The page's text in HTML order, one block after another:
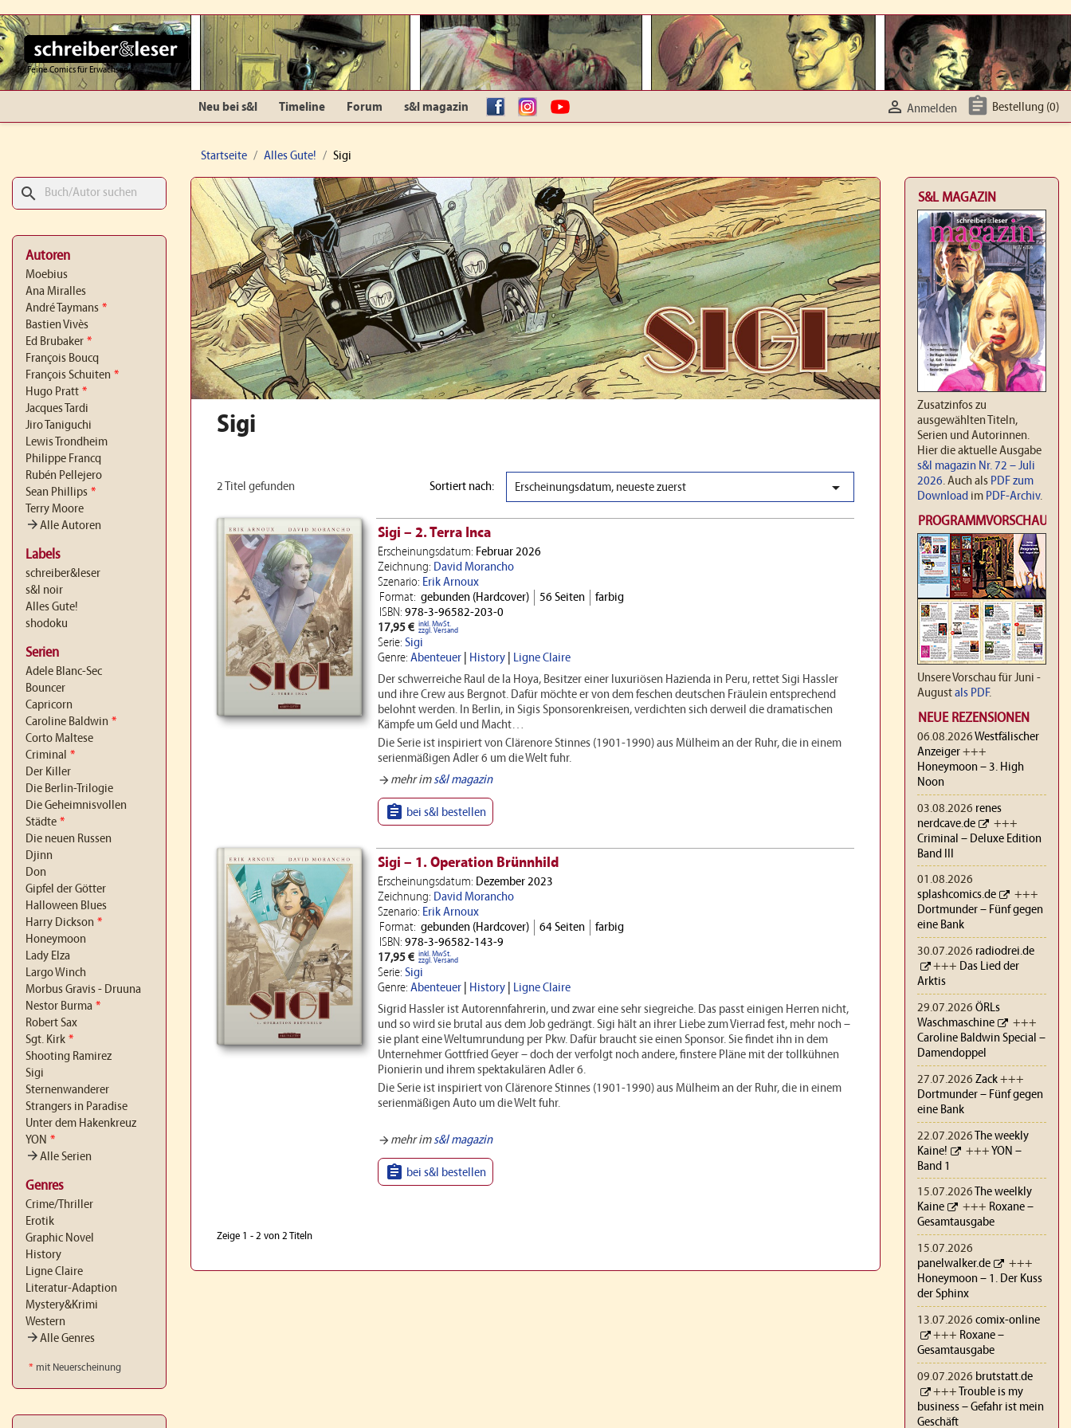
Feine Comics für Erwachsene
Neu bei s&l Timeline Forum s&l magazin facebookInstagramYouTube  Anmelden  Bestellung (0)
Startseite Alles Gute! Sigi
search
Autoren
Moebius
Ana Miralles
André Taymans *
Bastien Vivès
Ed Brubaker *
François Boucq
François Schuiten *
Hugo Pratt *
Jacques Tardi
Jiro Taniguchi
Lewis Trondheim
Philippe Francq
Rubén Pellejero
Sean Phillips *
Terry Moore
arrow_forwardAlle Autoren
Labels
schreiber&leser
s&l noir
Alles Gute!
shodoku
Serien
Adele Blanc-Sec
Bouncer
Capricorn
Caroline Baldwin *
Corto Maltese
Criminal *
Der Killer
Die Berlin-Trilogie
Die Geheimnisvollen
Städte *
Die neuen Russen
Djinn
Don
Gipfel der Götter
Halloween Blues
Harry Dickson *
Honeymoon
Lady Elza
Largo Winch
Morbus Gravis - Druuna
Nestor Burma *
Robert Sax
Sgt. Kirk *
Shooting Ramirez
Sigi
Sternenwanderer
Strangers in Paradise
Unter dem Hakenkreuz
YON *
arrow_forwardAlle Serien
Genres
Crime/Thriller
Erotik
Graphic Novel
History
Ligne Claire
Literatur-Adaption
Mystery&Krimi
Western
arrow_forwardAlle Genres
* mit Neuerscheinung
Sigi
2 Titel gefunden Sortiert nach: Erscheinungsdatum, neueste zuerst 
Sigi – 2. Terra Inca
Erscheinungsdatum: Februar 2026
Zeichnung: David Morancho
Szenario: Erik Arnoux
Format: gebunden (Hardcover) 56 Seiten
farbig
ISBN: 978-3-96582-203-0
17,95 € inkl. MwSt.
zzgl. Versand
Serie: Sigi
Genre: Abenteuer History
Ligne Claire
Der schwerreiche Raul de la Hoya, Besitzer einer luxuriösen Hazienda in Peru, rettet Sigi Hassler
und ihre Crew aus Bergnot. Dafür möchte er von dem feschen deutschen Fräulein entsprechend
belohnt werden. In Berlin, in Sigis Sponsorenkreisen, verdichten sich derweil die dramatischen
Kämpfe um Geld und Macht…
Die Serie ist inspiriert von Clärenore Stinnes (1901-1990) aus Mülheim an der Ruhr, die in einem
serienmäßigen Adler 6 um die Welt fuhr.
arrow_forward mehr ims&l magazin
 bei s&l bestellen
Sigi – 1. Operation Brünnhild
Erscheinungsdatum: Dezember 2023
Zeichnung: David Morancho
Szenario: Erik Arnoux
Format: gebunden (Hardcover) 64 Seiten
farbig
ISBN: 978-3-96582-143-9
17,95 € inkl. MwSt.
zzgl. Versand
Serie: Sigi
Genre: Abenteuer History
Ligne Claire
Sigrid Hassler ist Autorennfahrerin, und zwar eine sehr siegreiche. Das passt einigen Herren nicht,
und so wird sie brutal aus dem Job gedrängt. Sigi hält an ihrer Liebe zum Vierrad fest, mehr noch –
sie plant eine Weltumrundung per Pkw. Dafür braucht sie einen Sponsor. Sie findet ihn in dem
Unternehmer Gottfried Geyer – doch der verfolgt noch andere, finstere Pläne mit der tollkühnen
Pionierin und ihrem spektakulären Adler 6.
Die Serie ist inspiriert von Clärenore Stinnes (1901-1990) aus Mülheim an der Ruhr, die in einem
serienmäßigen Auto um die Welt fuhr.
arrow_forward mehr ims&l magazin
 bei s&l bestellen
Zeige 1 - 2 von 2 Titeln
S&L MAGAZIN
Zusatzinfos zu
ausgewählten Titeln,
Serien und Autorinnen.
Hier die aktuelle Ausgabe
s&l magazin Nr. 72 – Juli
2026. Auch als PDF zum
Download im PDF-Archiv.
PROGRAMMVORSCHAU
Unsere Vorschau für Juni -
Augustals PDF.
NEUE REZENSIONEN
06.08.2026Westfälischer
Anzeiger+++
Honeymoon – 3. High
Noon
03.08.2026 renes
nerdcave.de
+++
Criminal – Deluxe Edition
Band III
01.08.2026
splashcomics.de
+++
Dortmunder – Fünf gegen
eine Bank
30.07.2026 radiodrei.de
+++ Das Lied der
Arktis
29.07.2026 ÖRLs
Waschmaschine
+++
Caroline Baldwin Special –
Damendoppel
27.07.2026 Zack+++
Dortmunder – Fünf gegen
eine Bank
22.07.2026The weekly
Kaine!
+++YON –
Band 1
15.07.2026 The weelkly
Kaine
+++ Roxane –
Gesamtausgabe
15.07.2026
panelwalker.de
+++
Honeymoon – 1. Der Kuss
der Sphinx
13.07.2026 comix-online
+++ Roxane –
Gesamtausgabe
09.07.2026 brutstatt.de
+++
Trouble is my
business – Gefahr ist mein
Geschäft